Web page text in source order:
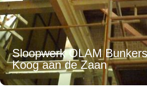
Sloopwerk OLAM
Koog aan de Zaan